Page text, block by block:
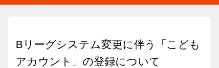
Bリーグシステム変更に伴う「こども
アカウント」の登録について